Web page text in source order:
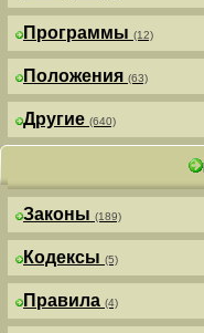
Программы (12)
Положения (63)
Другие (640)
Законы (189)
Кодексы (5)
Правила (4)